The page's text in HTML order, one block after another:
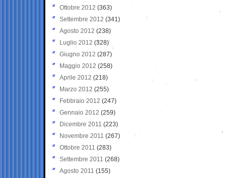
Ottobre 2012 (363)
Settembre 2012 (341)
Agosto 2012 (238)
Luglio 2012 (328)
Giugno 2012 (287)
Maggio 2012 (258)
Aprile 2012 (218)
Marzo 2012 (255)
Febbraio 2012 (247)
Gennaio 2012 (259)
Dicembre 2011 (223)
Novembre 2011 (267)
Ottobre 2011 (283)
Settembre 2011 (268)
Agosto 2011 (155)